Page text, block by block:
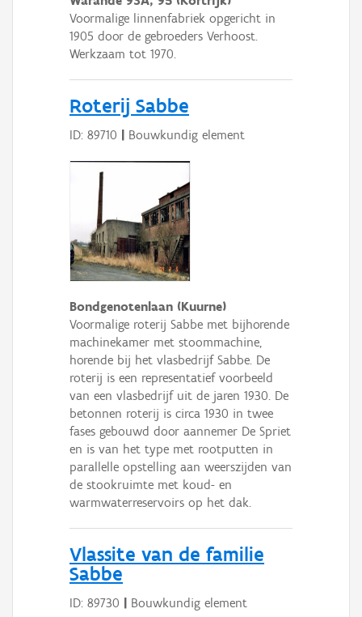
Voormalige linnenfabriek opgericht in
1905 door de gebroeders Verhoost.
Werkzaam tot 1970.
Roterij Sabbe
ID: 89710 | Bouwkundig element
Bondgenotenlaan (Kuurne)
Voormalige roterij Sabbe met bijhorende
machinekamer met stoommachine,
horende bij het vlasbedrijf Sabbe. De
roterij is een representatief voorbeeld
van een vlasbedrijf uit de jaren 1930. De
betonnen roterij is circa 1930 in twee
fases gebouwd door aannemer De Spriet
en is van het type met rootputten in
parallelle opstelling aan weerszijden van
de stookruimte met koud- en
warmwaterreservoirs op het dak.
Vlassite van de familie
Sabbe
ID: 89730 Bouwkundig element